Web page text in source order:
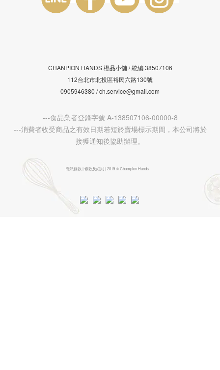
CHANPION HANDS 橙品小舖 /統編38507106
112台北市北投區裕民六路130號
0905946380 / ch.service@gmail.com
---食品業者登錄字號 A-138507106-00000-8
---消費者收受商品之有效日期若短於賣場標示期間，本公司將於
接獲通知後協助辦理。
隱私條款 | 條款及細則 | 2019 © Champion Hands